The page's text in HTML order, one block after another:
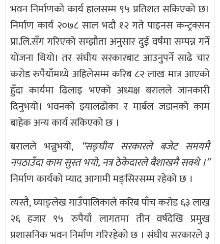
भवन निर्माणको कार्य हालसम्म ९५ प्रतिशत सकिएको छ।
निर्माण कार्य २०७८ साल भदौ १२ गते पाइनस कन्ट्रक्सन
प्रा.लि.सँग गरिएको सम्झौता अनुसार दुई वर्षमा सम्पन्न गर्ने
योजना थियो। तर संघीय सरकारबाट आउनुपर्ने साढे चार
करोड रुपैयाँमध्ये अहिलेसम्म करिब ८२ लाख मात्र आएको
हुँदा कार्यमा ढिलाइ भएको अध्यक्ष बरालले जानकारी
दिनुभयो। भवनको झ्यालढोका र मार्बल जडानको काम
बाहेक अन्य कार्य सकिएको छ ।
बरालले भन्नुभयो, “सङ्घीय सरकारले बजेट समयमै
नपठाउँदा काम सुस्त भयो, नत्र ठेकेदारले बैशाखमै सक्थे ।”
निर्माण कार्यको म्याद आगामी मङ्सिरसम्म रहेको छ ।
त्यस्तै, घ्याङ्लेख गाउँपालिकाले करिब पाँच करोड ६३ लाख
२६ हजार ९५ रुपैयाँ लागतमा तीन वर्षदेखि प्रमुख
प्रशासनिक भवन निर्माण गरिरहेको छ । संघीय सरकारले ३